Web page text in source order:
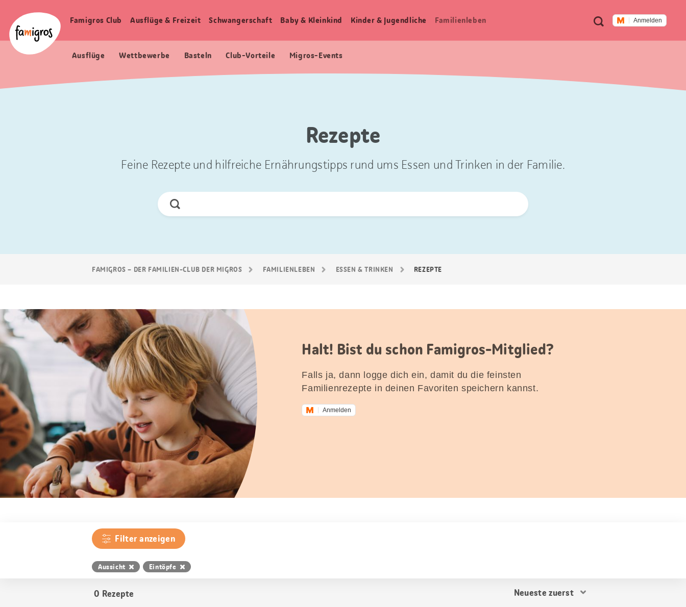
Navigation
Logo
Meta
Navigation
Suche Anmelden
Haupt
Famigros Club Ausflüge & Freizeit Schwangerschaft Baby & Kleinkind Kinder & Jugendliche Familien­leben
Ausflüge Wettbewerbe Basteln Club-Vorteile Migros-Events
Rezepte
Feine Rezepte und hilfreiche Ernährungstipps rund ums Essen und Trinken in der Familie.
Jetzt
FAMIGROS – DER FAMILIEN-CLUB DER MIGROS FAMILIEN­LEBEN ESSEN & TRINKEN REZEPTE
Halt! Bist du schon Famigros-Mitglied?
Falls ja, dann logge dich ein, damit du die feinsten
Familienrezepte in deinen Favoriten speichern kannst.
Anmelden
Filter anzeigen
Aussicht Eintöpfe
0 Rezepte
Resultat